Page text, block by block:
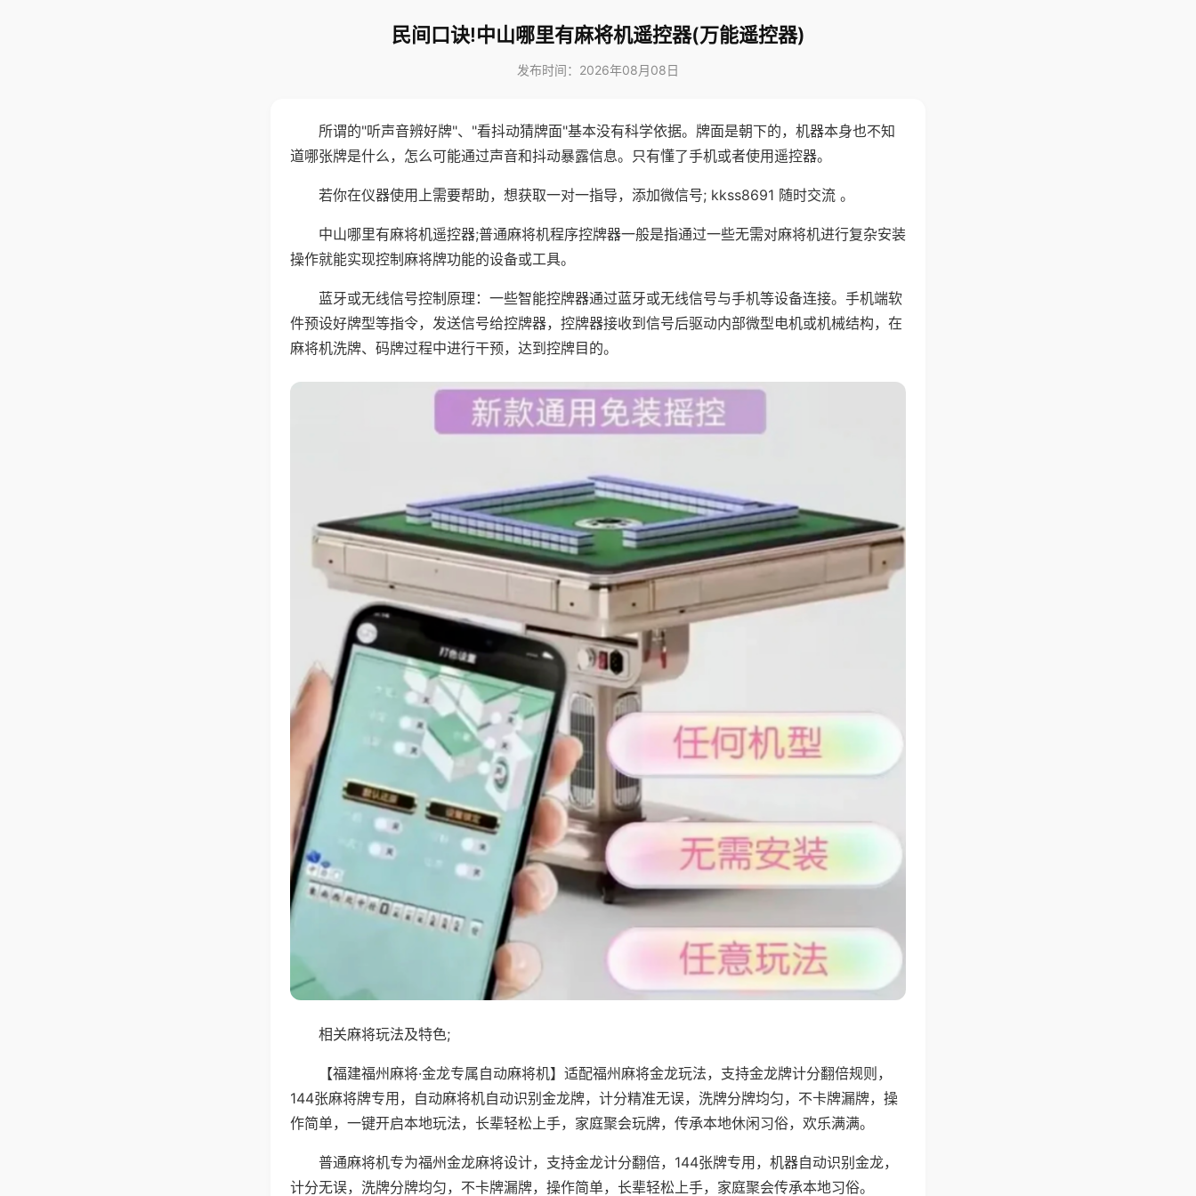
民间口诀!中山哪里有麻将机遥控器(万能遥控器)
发布时间：2026年08月08日
所谓的"听声音辨好牌"、"看抖动猜牌面"基本没有科学依据。牌面是朝下的，机器本身也不知
道哪张牌是什么，怎么可能通过声音和抖动暴露信息。只有懂了手机或者使用遥控器。
若你在仪器使用上需要帮助，想获取一对一指导，添加微信号; kkss8691 随时交流 。
中山哪里有麻将机遥控器;普通麻将机程序控牌器一般是指通过一些无需对麻将机进行复杂安装
操作就能实现控制麻将牌功能的设备或工具。
蓝牙或无线信号控制原理：一些智能控牌器通过蓝牙或无线信号与手机等设备连接。手机端软
件预设好牌型等指令，发送信号给控牌器，控牌器接收到信号后驱动内部微型电机或机械结构，在
麻将机洗牌、码牌过程中进行干预，达到控牌目的。
相关麻将玩法及特色;
【福建福州麻将·金龙专属自动麻将机】适配福州麻将金龙玩法，支持金龙牌计分翻倍规则，
144张麻将牌专用，自动麻将机自动识别金龙牌，计分精准无误，洗牌分牌均匀，不卡牌漏牌，操
作简单，一键开启本地玩法，长辈轻松上手，家庭聚会玩牌，传承本地休闲习俗，欢乐满满。
普通麻将机专为福州金龙麻将设计，支持金龙计分翻倍，144张牌专用，机器自动识别金龙，
计分无误，洗牌分牌均匀，不卡牌漏牌，操作简单，长辈轻松上手，家庭聚会传承本地习俗。